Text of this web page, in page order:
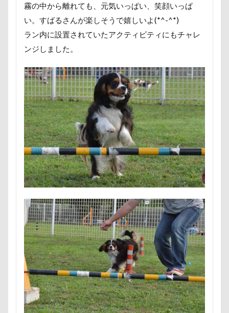
サラサラ
サマーニット
サマーカット
ストルバイト
ステッカー
スツール
スターバックス
スキー
ジローラモくん
ジョージくん
ジョンソンタウン
ジョンくん
ジュンくん
ショコラちゃん
ジャンプ
ジャンピングキャッチ
ジャックくん
ジグソーパズル
ジェラートピケ
ジェイくん
シンクロ
シルバーウィーク
シルエット
ゴッドハンド
クッキーちゃん
クリスマスディナー
ケイくん
グラス
クールｘクールプラス
クール素材
クールミスト
クークチュール
クレオくん
クレアちゃん
クリリンくん
クリスマス
ケルヒャー
クリスティーナちゃん
クリエイタースタンプ
クランベリー
霧の中から離れても、元気いっぱい、笑顔いっぱ
い。すばるさんが楽しそうで嬉しいよ(*^-^*)
ラン内に設置されていたアクティビティにもチャレ
ンジしました。
土田トレーナー
国営武蔵丘陵森林公園
外耳炎
国営みちのく杜の湖畔公園
困惑顔
噛み噛み
哀愁
吾妻郡 吹き出し皿
君津市
吐いた
名護市
室内トレーニング
天空の遊覧カート
実はすごい
宝登山
宇宙犬スヌード
宇宙兄弟
子犬のワルツ
嬬恋村
妖怪アンテナ
奇跡体験！アンビリーバボー
太閤山ランド
天狗山プレイランド
夢の島
天然記念物
大脱出 大福
大物説
大満足
大島屋 大宮区
大宮公園
大和町
夢愛ちゃん
ワンコ御節
ワンコプレート
年賀状
ペロペロ
ホームセンター
ホタルイカ
ホタルちゃん
ホクロ
ペーターくん
ペンダント
ペンション・ブランシェ草津
ペンション
ペロリンチョ
ペロちゃん
ボサボサ
ペニーレイン
ペディ(PEDI)
ペット用バスタブ
ペット名刺
ペット同伴可飲食店
ペット可